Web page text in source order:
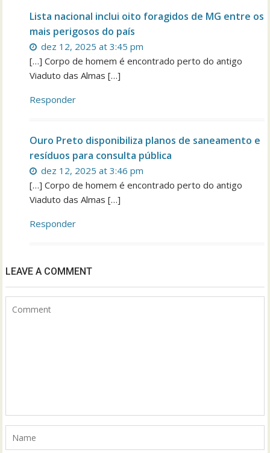
Lista nacional inclui oito foragidos de MG entre os
mais perigosos do país
dez 12, 2025 at 3:45 pm
[…] Corpo de homem é encontrado perto do antigo
Viaduto das Almas […]
Responder
Ouro Preto disponibiliza planos de saneamento e
resíduos para consulta pública
dez 12, 2025 at 3:46 pm
[…] Corpo de homem é encontrado perto do antigo
Viaduto das Almas […]
Responder
LEAVE A COMMENT